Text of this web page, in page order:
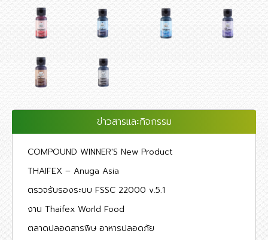
ข่าวสารและกิจกรรม
COMPOUND WINNER'S New Product
THAIFEX – Anuga Asia
ตรวจรับรองระบบ FSSC 22000 v.5.1
งาน Thaifex World Food
ตลาดปลอดสารพิษ อาหารปลอดภัย